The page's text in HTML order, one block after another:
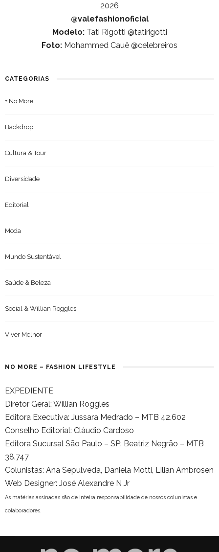
2026
@valefashionoficial
Modelo:Tati Rigotti @tatirigotti
Foto: Mohammed Cauê @celebreiros
CATEGORIAS
+ No More
Backdrop
Cultura & Tour
Diversidade
Editorial
Moda
Mundo Sustentável
Saúde & Beleza
Social & Willian Roggles
Viver Melhor
NO MORE – FASHION LIFESTYLE
EXPEDIENTE
Diretor Geral: Willian Roggles
Editora Executiva: Jussara Medrado – MTB 42.602
Conselho Editorial: Cláudio Cardoso
Editora Sucursal São Paulo – SP: Beatriz Negrão – MTB
38.747
Colunistas: Ana Sepulveda, Daniela Motti, Lilian Ambrosen
Web Designer: José Alexandre N Jr
As matérias assinadas são de inteira responsabilidade de nossos colunistas e
colaboradores.